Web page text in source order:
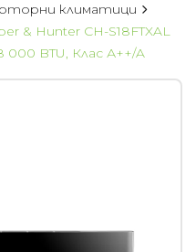
климатици
& Hunter CH-S18FTXAL
000 BTU, Клас А++/A